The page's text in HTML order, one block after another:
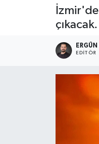
çıkacak.
EDITÖR
Tüm Manşetler
Haber Arşivi